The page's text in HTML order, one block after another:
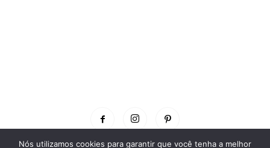
Nós utilizamos cookies para garantir que você tenha a melhor